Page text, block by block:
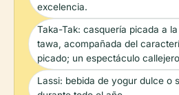
excelencia.
Taka-Tak: casquería picada a
tawa, acompañada del
picado; un espectáculo
Lassi: bebida de yogur dulce o